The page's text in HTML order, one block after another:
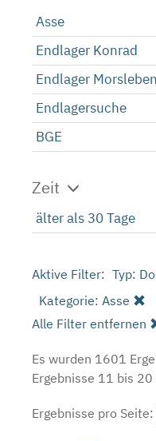
Asse
Endlager Konrad
Endlager Morsleben
Endlagersuche
BGE
Zeit
älter als 30 Tage
Aktive Filter: Typ:
Kategorie: Asse
Alle Filter entfernen
Es wurden 1601
Ergebnisse 11 bis
Ergebnisse pro Seite: